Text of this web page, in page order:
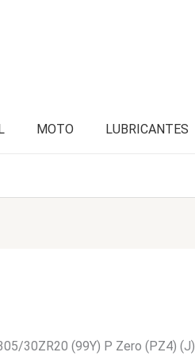
MOTO LUBRICANTES
30ZR20 (99Y) P Zero (PZ4) (J)